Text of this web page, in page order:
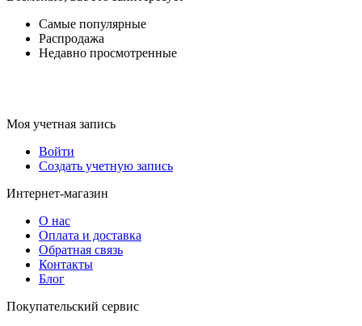
Самые популярные
Распродажа
Недавно просмотренные
Моя учетная запись
Войти
Создать учетную запись
Интернет-магазин
О нас
Оплата и доставка
Обратная связь
Контакты
Блог
Покупательский сервис